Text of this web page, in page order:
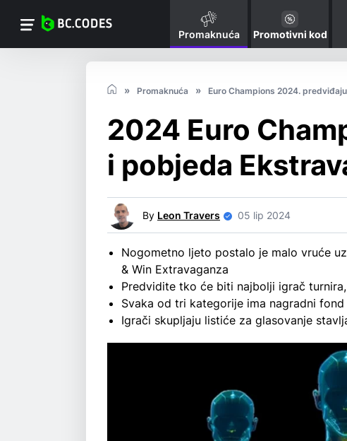
Promaknuća Promotivni kod
Promaknuća Euro Champions 2024.
2024 Euro
i pobjeda
By Leon Travers 05 lip 2024
Nogometno ljeto postalo je malo vruće
& Win Extravaganza
Predvidite tko će biti najbolji igrač
Svaka od tri kategorije ima nagradni
Igrači skupljaju listiće za glasovanje